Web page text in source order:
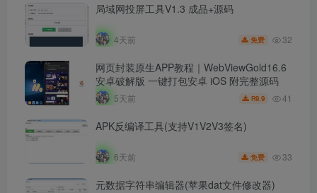
局域网投屏工具V1.3 成品+源码
4天前 免费 32
网页封装原生APP教程｜WebViewGold16.6
安卓破解版 一键打包安卓 iOS 附完整源码
5天前 R9.9 41
APK反编译工具(支持V1V2V3签名)
6天前 免费 33
元数据字符串编辑器(苹果dat文件修改器)